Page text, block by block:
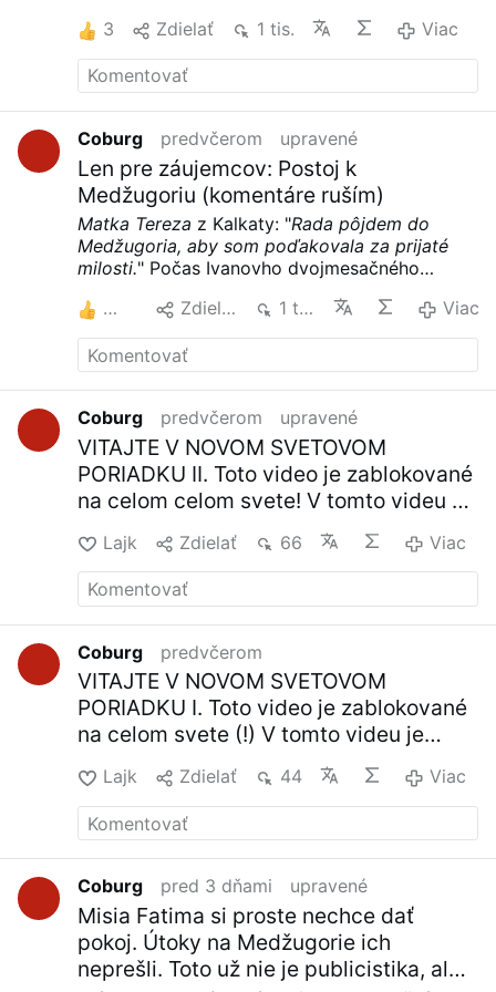
duchovné ovocie, rozmach inštitúcií rôznej
pomoci. A …
Viac
3 Zdielať 1 tis. Viac
Coburg predvčerom upravené
Len pre záujemcov: Postoj k
Medžugoriu (komentáre ruším)
Matka Tereza z Kalkaty: "Rada pôjdem do
Medžugoria, aby som poďakovala za prijaté
milosti." Počas Ivanovho dvojmesačného
americkým prezidentom Bushom. Rodičia
prezidentovej ženy už v Medžugorí boli.
Televízny prenos z 15. výročia zjavení v
Medžugorí sledovalo viac ako pol miliardy
chorvátsky prezident Franjo Tudjman a
španielsky kráľ Juan Carlos. Vystupovali tiež
tenorista José Carreras a sopranistka Cecília
Gasdia.
Otto von Habsburg: "Som presvedčený,
že tunajšie zjavenia sú pravé. " Milena
Habsburská :Ako pútnička prišla v r. 1984 po
prvý raz na 3 dni do Medžugoria. Tu sa zmenil
jej život. Ostala tam 10 rokov. Pomáha - vďaka
svojim veľkým jazykovým znalostiam
sprevádzať turistov. V Amerike sa ročne koná
vyše 60 konferencií, zaoberajúcich sa
Medžugorím.
Páter Slavko Barbarič
Mária sa tu v Medžugorí zjavuje každý deň. V
Medžugorí nežije ani jeden človek, ktorý by
nevidel zázrak na vlastné oči." Páter … Viac
Zdielať 1 tis. Viac
Coburg predvčerom upravené
VITAJTE V NOVOM SVETOVOM
PORIADKU II. Toto video je zablokované
na celom celom svete! V tomto videu sa
zobrazí nárokovaný obsah. Toto video
preto nemôžete vidieť iba vy. (oznam na
mojom youtubeovom kanáli)
Lajk Zdielať 66 Viac
Coburg predvčerom
VITAJTE V NOVOM SVETOVOM
PORIADKU I. Toto video je zablokované
na celom svete (!) V tomto videu je
dostupný nárokovaný obsah. Toto video
preto nemôžete vidieť iba vy. (oznam na
mojom youtubeovom kanáli)
Lajk Zdielať 44 Viac
Coburg pred 3 dňami upravené
Misia Fatima si proste nechce dať
pokoj. Útoky na Medžugorie ich
neprešli. Toto už nie je publicistika, ale